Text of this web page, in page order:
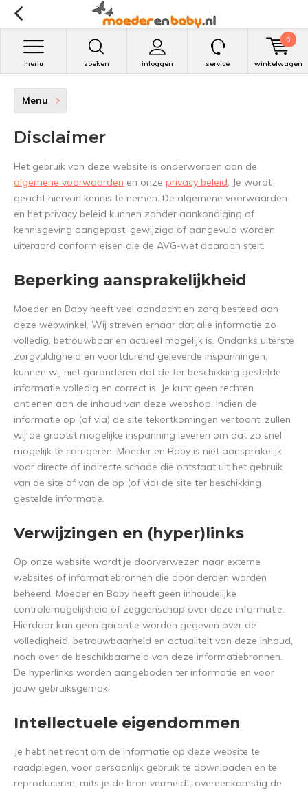
zoeken inloggen
menu service winkelwagen
0
Menu
Disclaimer
Het gebruik van deze website is onderworpen aan de
algemene voorwaarden en onze privacy beleid. Je wordt
geacht hiervan kennis te nemen. De algemene voorwaarden
en het privacy beleid kunnen zonder aankondiging of
kennisgeving aangepast, gewijzigd of aangevuld worden
uiteraard conform eisen die de AVG-wet daaraan stelt.
Beperking aansprakelijkheid
Moeder en Baby heeft veel aandacht en zorg besteed aan
deze webwinkel. Wij streven ernaar dat alle informatie zo
volledig, betrouwbaar en actueel mogelijk is. Ondanks uiterste
zorgvuldigheid en voortdurend geleverde inspanningen,
kunnen wij niet garanderen dat de ter beschikking gestelde
informatie volledig en correct is. Je kunt geen rechten
ontlenen aan de inhoud van deze webshop. Indien de
informatie op (of via) de site tekortkomingen vertoont, zullen
wij de grootst mogelijke inspanning leveren om dat zo snel
mogelijk te corrigeren. Moeder en Baby is niet aansprakelijk
voor directe of indirecte schade die ontstaat uit het gebruik
van de site of van de op (of via) de site ter beschikking
gestelde informatie.
Verwijzingen en (hyper)links
Op onze website wordt je doorverwezen naar externe
websites of informatiebronnen die door derden worden
beheerd. Moeder en Baby heeft geen inhoudelijke
controlemogelijkheid of zeggenschap over deze informatie.
Hierdoor kan geen garantie worden gegeven over de
volledigheid, betrouwbaarheid en actualiteit van deze inhoud,
noch over de beschikbaarheid van deze informatiebronnen.
De hyperlinks worden aangeboden ter informatie en voor
jouw gebruiksgemak.
Intellectuele eigendommen
Je hebt het recht om de informatie op deze website te
raadplegen, voor persoonlijk gebruik te downloaden en te
reproduceren, mits je de bron vermeldt, overeenkomstig de